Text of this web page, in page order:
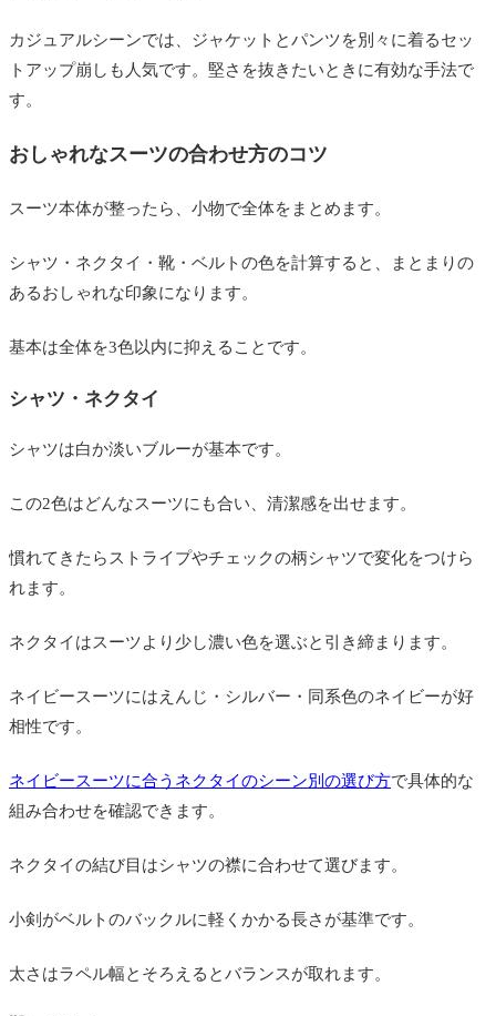
カジュアルシーンでは、ジャケットとパンツを別々に着るセッ
トアップ崩しも人気です。堅さを抜きたいときに有効な手法で
す。
おしゃれなスーツの合わせ方のコツ
スーツ本体が整ったら、小物で全体をまとめます。
シャツ・ネクタイ・靴・ベルトの色を計算すると、まとまりの
あるおしゃれな印象になります。
基本は全体を3色以内に抑えることです。
シャツ・ネクタイ
シャツは白か淡いブルーが基本です。
この2色はどんなスーツにも合い、清潔感を出せます。
慣れてきたらストライプやチェックの柄シャツで変化をつけら
れます。
ネクタイはスーツより少し濃い色を選ぶと引き締まります。
ネイビースーツにはえんじ・シルバー・同系色のネイビーが好
相性です。
ネイビースーツに合うネクタイのシーン別の選び方で具体的な
組み合わせを確認できます。
ネクタイの結び目はシャツの襟に合わせて選びます。
小剣がベルトのバックルに軽くかかる長さが基準です。
太さはラペル幅とそろえるとバランスが取れます。